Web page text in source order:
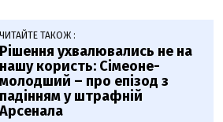
ЧИТАЙТЕ ТАКОЖ :
Рішення ухвалювались не на
нашу користь: Сімеоне-
молодший – про епізод з
падінням у штрафній
Арсенала